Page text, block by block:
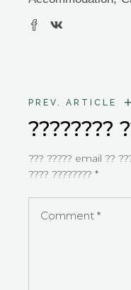
PREV. ARTICLE +
????????
??? ????? email ??
???? ????????*